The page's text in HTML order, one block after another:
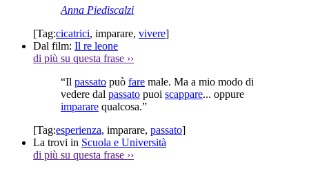
Anna Piediscalzi
[Tag:cicatrici, imparare, vivere]
Dal film: Il re leone
di più su questa frase ››
“Il passato può fare male. Ma a mio modo di
vedere dal passato puoi scappare... oppure
imparare qualcosa.”
[Tag:esperienza, imparare, passato]
La trovi in Scuola e Università
di più su questa frase ››